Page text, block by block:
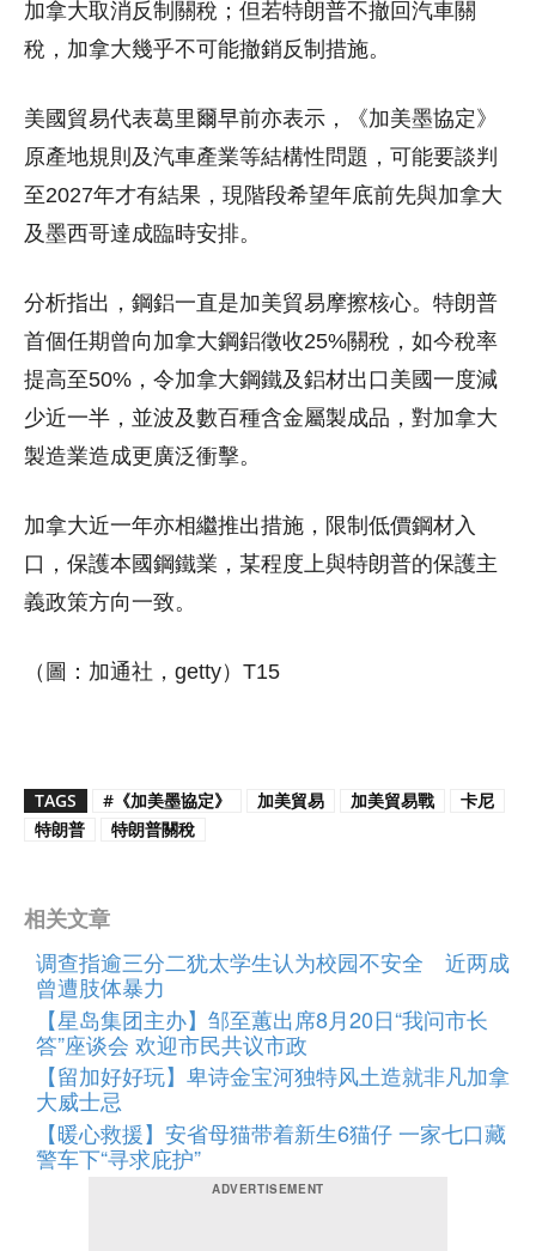
加拿大取消反制關稅；但若特朗普不撤回汽車關
稅，加拿大幾乎不可能撤銷反制措施。
美國貿易代表葛里爾早前亦表示，《加美墨協定》
原產地規則及汽車產業等結構性問題，可能要談判
至2027年才有結果，現階段希望年底前先與加拿大
及墨西哥達成臨時安排。
分析指出，鋼鋁一直是加美貿易摩擦核心。特朗普
首個任期曾向加拿大鋼鋁徵收25%關稅，如今稅率
提高至50%，令加拿大鋼鐵及鋁材出口美國一度減
少近一半，並波及數百種含金屬製成品，對加拿大
製造業造成更廣泛衝擊。
加拿大近一年亦相繼推出措施，限制低價鋼材入
口，保護本國鋼鐵業，某程度上與特朗普的保護主
義政策方向一致。
（圖：加通社，getty）T15
TAGS #《加美墨協定》 加美貿易 加美貿易戰
卡尼
特朗普
特朗普關稅
相关文章
调查指逾三分二犹太学生认为校园不安全 近两成
曾遭肢体暴力
【星岛集团主办】邹至蕙出席8月20日“我问市长
答”座谈会 欢迎市民共议市政
【留加好好玩】卑诗金宝河独特风土造就非凡加拿
大威士忌
【暖心救援】安省母猫带着新生6猫仔 一家七口藏
警车下“寻求庇护”